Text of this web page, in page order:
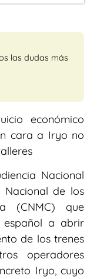
las dudas más
económico
cara a Iryo no
Nacional
Nacional de los
(CNMC) que
a abrir
de los trenes
operadores
Iryo, cuyo